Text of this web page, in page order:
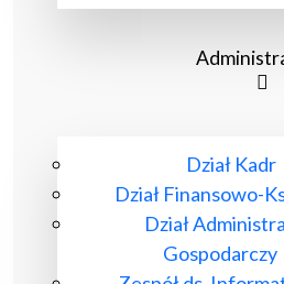
Dział Kadr
Dział Finansowo-
Dział
Gospodarczy